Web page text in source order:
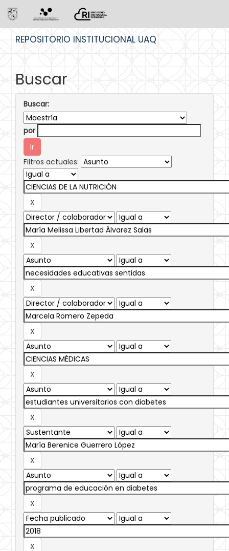
REPOSITORIO INSTITUCIONAL UAQ
Buscar
Buscar:
por
Filtros actuales: